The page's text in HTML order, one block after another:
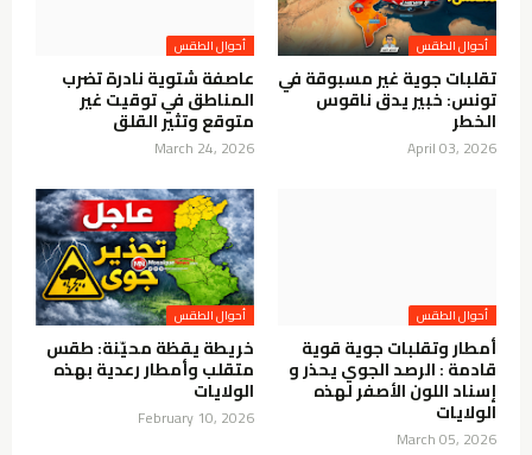
تقلبات جوية غير مسبوقة في
تونس: خبير يدق ناقوس
الخطر
April 03, 2026
عاصفة شتوية نادرة تضرب
المناطق في توقيت غير
متوقع وتثير القلق
March 24, 2026
أمطار وتقلبات جوية قوية
قادمة : الرصد الجوي يحذر و
إسناد اللون الأصفر لهذه
الولايات
March 05, 2026
خريطة يقظة محيّنة: طقس
متقلب وأمطار رعدية بهذه
الولايات
February 10, 2026